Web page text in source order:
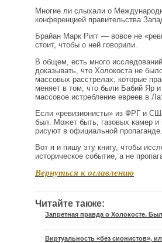
Многие ли слыхали о
конференцией правительства
Брайан Марк Ригг — вовсе не
стоит, чтобы о ней говорили.
В общем, есть много
доказывать, что Холокоста не
массовых расстрелах, которые
меняет в том, что были Бабий Яр
массовое истребление евреев в
Если «ревизионисты» из ФРГ и
был. Может быть, газовых камер
рисуют в официальной пропаганде.
Вот я и пишу эту книгу, чтобы
историческое событие, а не
Вернуться к оглавлению
Читайте также:
Запретная правда о Холокосте.
Виртуальность «без сионистов»,